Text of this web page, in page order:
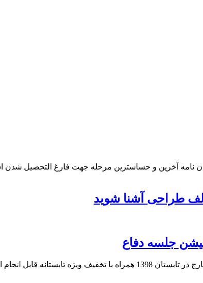
نامه آخرین و حساسترین مرحله جهت فارغ التحصیل شدن